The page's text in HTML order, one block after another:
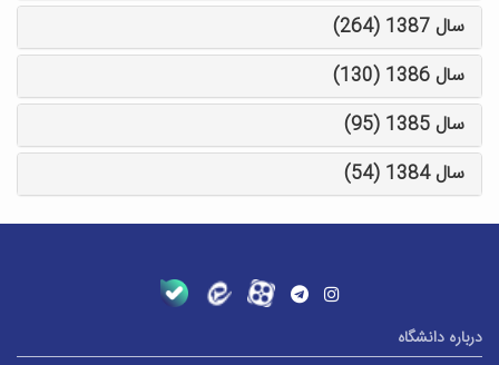
سال 1387 (264)
سال 1386 (130)
سال 1385 (95)
سال 1384 (54)
درباره دانشگاه